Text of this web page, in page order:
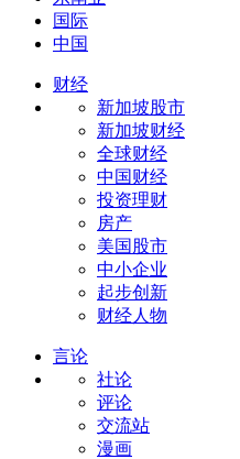
国际
中国
财经
新加坡股市
新加坡财经
全球财经
中国财经
投资理财
房产
美国股市
中小企业
起步创新
财经人物
言论
社论
评论
交流站
漫画